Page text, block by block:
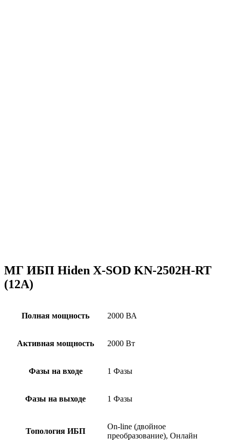
МГ ИБП Hiden X-SOD KN-2502H-RT
(12А)
Полная мощность 2000 ВА
Активная мощность 2000 Вт
Фазы на входе 1 Фазы
Фазы на выходе 1 Фазы
Топология ИБП
On-line (двойное
преобразование), Онлайн